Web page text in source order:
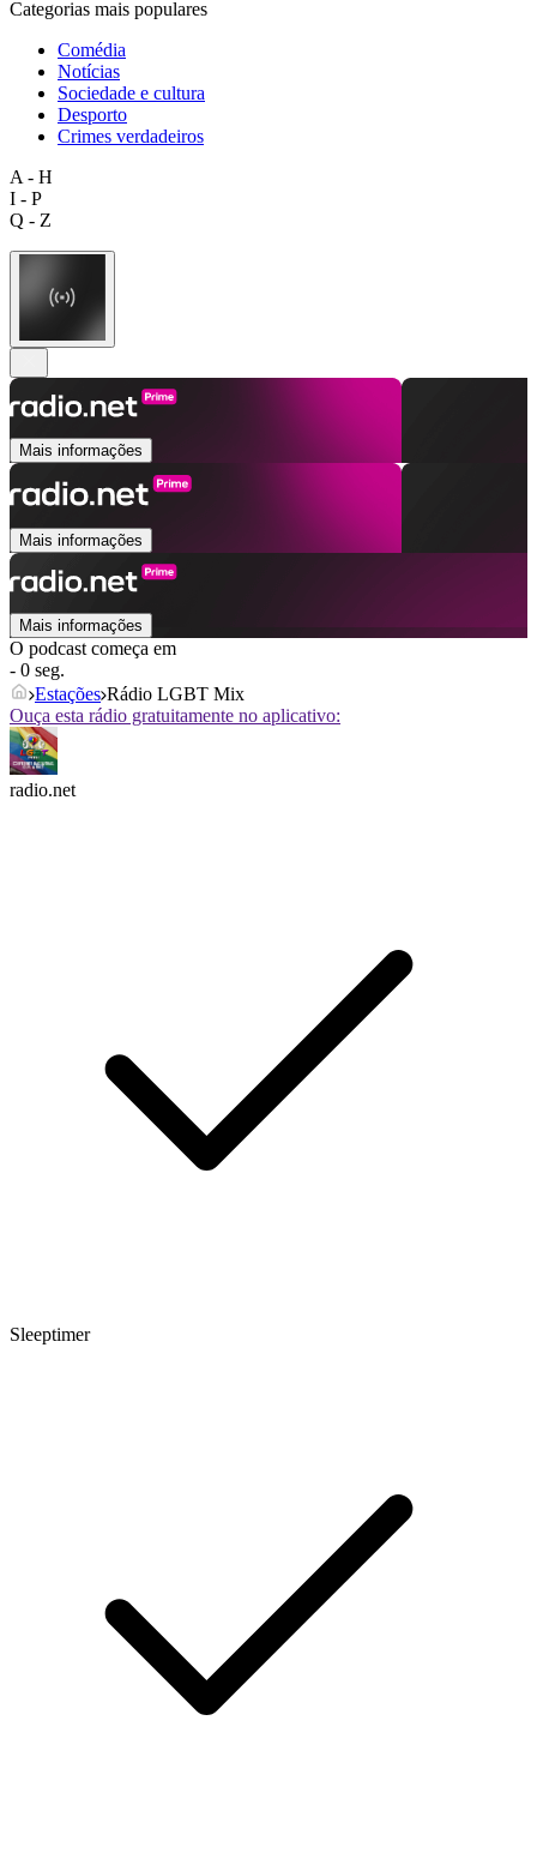
Categorias mais populares
Comédia
Notícias
Sociedade e cultura
Desporto
Crimes verdadeiros
A - H
I - P
Q - Z
Mais informações
Mais informações
Mais informações
O podcast começa em
- 0 seg.
Estações Rádio LGBT Mix
Ouça esta rádio gratuitamente no aplicativo:
radio.net
Sleeptimer